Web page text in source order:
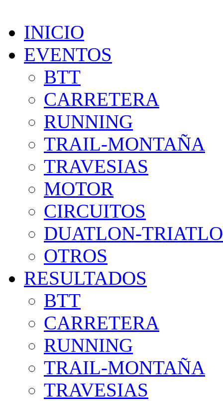
INICIO
EVENTOS
BTT
CARRETERA
RUNNING
TRAIL-MONTAÑA
TRAVESIAS
MOTOR
CIRCUITOS
DUATLON-
OTROS
RESULTADOS
BTT
CARRETERA
RUNNING
TRAIL-MONTAÑA
TRAVESIAS